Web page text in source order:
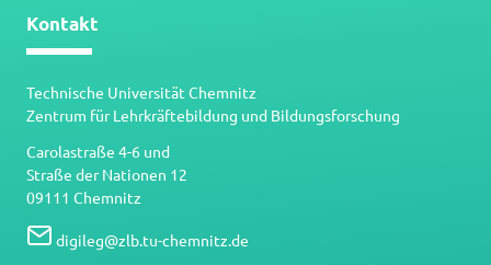
Kontakt
Technische Universität Chemnitz
Zentrum für Lehrkräftebildung und Bildungsforschung
Carolastraße 4-6 und
Straße der Nationen 12
09111 Chemnitz
digileg@zlb.tu-chemnitz.de